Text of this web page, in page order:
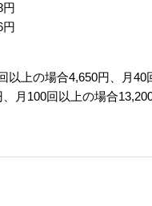
円
円
以上の場合4,650円、月40
月100回以上の場合